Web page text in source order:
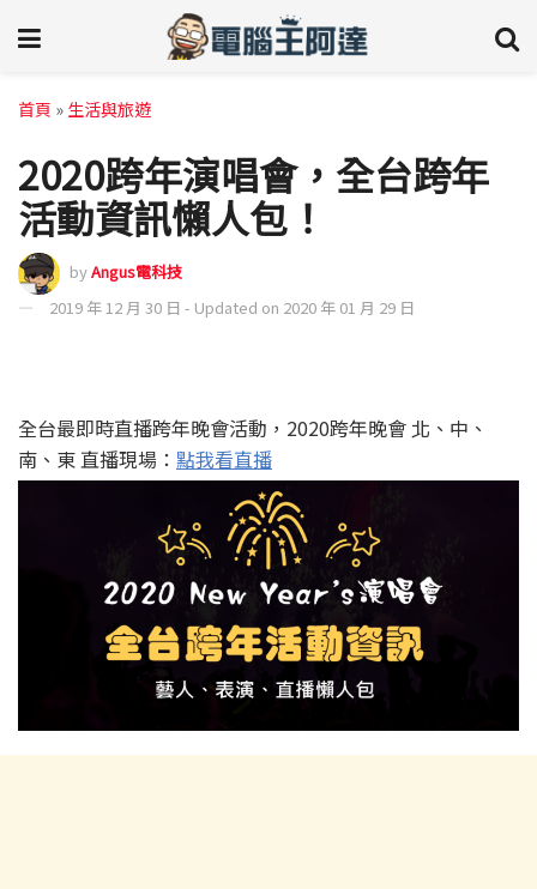
首頁 » 生活與旅遊
2020跨年演唱會，全台跨年
活動資訊懶人包！
byAngus電科技
2019 年 12 月 30 日 - Updated on 2020 年 01 月 29 日
全台最即時直播跨年晚會活動，2020跨年晚會 北、中、
南、東 直播現場： 點我看直播